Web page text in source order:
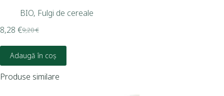
BIO, Fulgi de cereale
9,20€
8,28 €
Adaugă în coș
Produse similare